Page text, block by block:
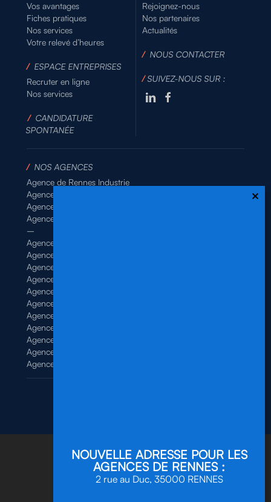
Vos avantages
Fiches pratiques
Nos services
Votre relevé d’heures
/ ESPACE ENTREPRISES
Recruter en ligne
Nos services
/ CANDIDATURE
SPONTANÉE
Rejoignez-nous
Nos partenaires
Actualités
/NOUS CONTACTER
/SUIVEZ-NOUS SUR :
/ NOS AGENCES
Agence de Rennes Industrie
Agence de Rennes Généraliste
Agence de Rennes BTP
Agence de Rennes Tertiaire
–
Agence de Brest
Agence de Dinan
Agence de Lamballe
Agence de Landivisiau
Agence de Pontivy
Agence de Quimper
Agence de Quimperlé
Agence de Saint-Brieuc
Agence de Saint-Malo
Agence de Vannes
Agence de Vitré
NOUVELLE ADRESSE POUR LES
AGENCES DE RENNES :
2 rue au Duc, 35000 RENNES